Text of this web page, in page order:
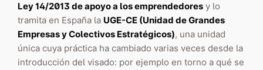
Ley 14/2013 de apoyo a los emprendedores y lo
tramita en España la UGE-CE (Unidad de Grandes
Empresas y Colectivos Estratégicos), una unidad
única cuya práctica ha cambiado varias veces desde la
introducción del visado: por ejemplo en torno a qué se